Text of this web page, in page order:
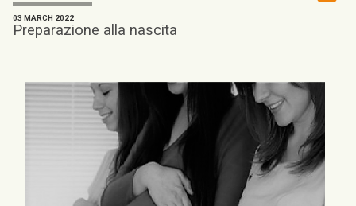
03 MARCH 2022
Preparazione alla nascita